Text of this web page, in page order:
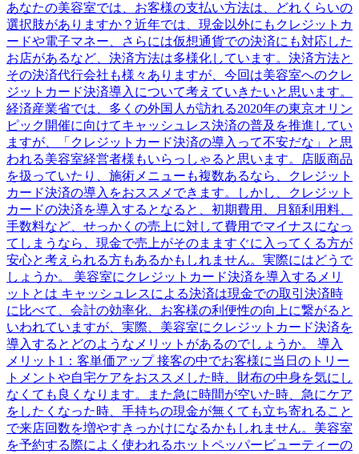
あなたの美容室では、お客様の支払い方法は、どれくらいの
選択肢がありますか？近年では、現金以外にもクレジットカ
ードや電子マネー、さらには仮想通貨での決済にも対応した
お店があるなど、決済方法は多様化しています。決済方法と
その決済代行会社も様々ありますが、今回は美容室へのクレ
ジットカード決済導入について考えていきたいと思います。
経済産業省では、多くの外国人が訪れる2020年の東京オリン
ピック開催に向けてキャッシュレス決済の普及を推進してい
ますが、「クレジットカード決済の導入って不安だな」と思
われる美容室経営者様もいらっしゃると思います。店販商品
を扱っていたり、施術メニューも複数あるなら、クレジット
カード決済の導入をおススメできます。しかし、クレジット
カードの決済を導入するとなると、初期費用、月額利用料、
手数料など、せっかくの売上に対して費用でマイナスになっ
てしまうなら、現金で売上がそのまますぐに入ってくる方が
安心と考えられる方もあるかもしれません。実際にはどうで
しょうか。 美容室にクレジットカード決済を導入するメリ
ットとは キャッシュレスによる決済は現金での取引決済時
に比べて、会計の効率化、お客様の利便性の向上に繋がると
いわれていますが、実際、美容室にクレジットカード決済を
導入するとどのようなメリットがあるのでしょうか。 導入
メリット1：客単価アップ 接客の中でお客様に当日のトリー
トメントや自宅ケアをおススメした時、財布の中身を気にし
なくても良くなります。また急に時間が空いた時、急にケア
をしたくなった時、手持ちの現金が無くても立ち寄れること
で来店回数を増やすきっかけになるかもしれません。美容室
を予約する際によく使われるホットペッパービューティーの